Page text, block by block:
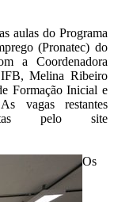
aulas do Programa
(Pronatec) do
a Coordenadora
Melina Ribeiro
Formação Inicial e
vagas restantes
pelo site
Os